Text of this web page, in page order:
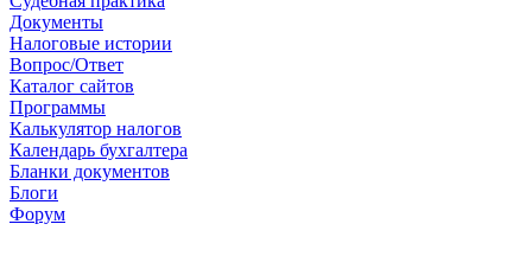
Документы
Налоговые истории
Вопрос/Ответ
Каталог сайтов
Программы
Калькулятор налогов
Календарь бухгалтера
Бланки документов
Блоги
Форум